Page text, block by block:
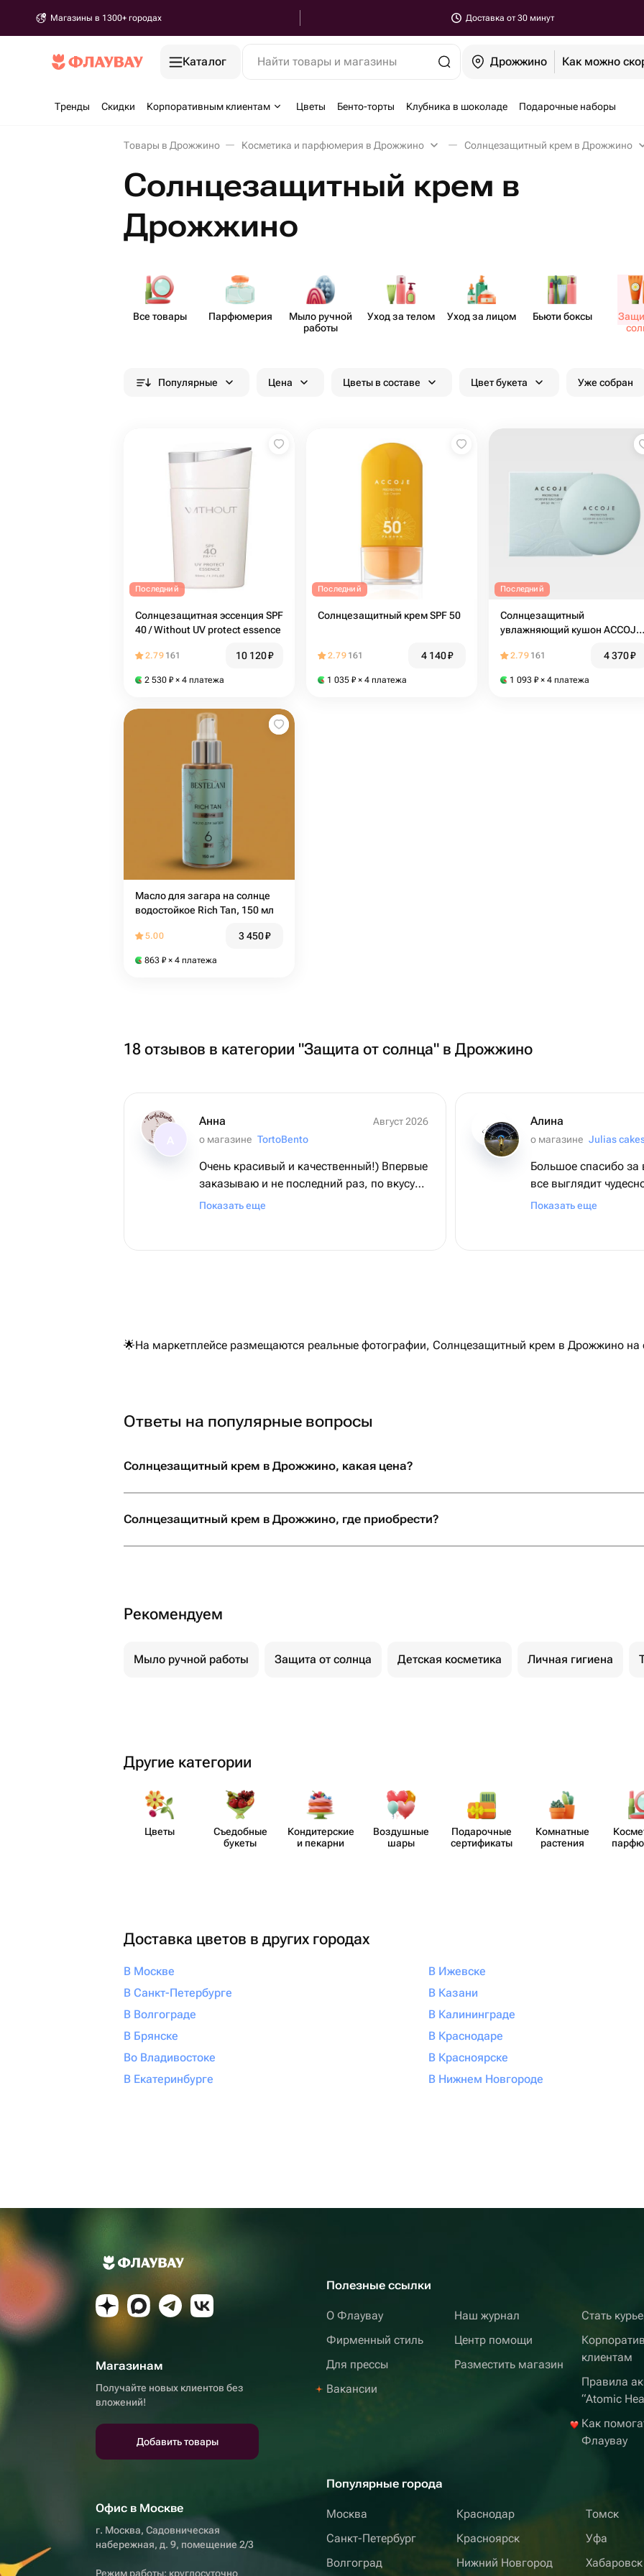
Магазины в 1300+ городах Доставка от 30 минут
Каталог Найти товары и магазины Дрожжино Как можно
Тренды Скидки Корпоративным клиентам Цветы Бенто-торты Клубника в шоколаде Подарочные наборы
Товары в Дрожжино Косметика и парфюмерия в Дрожжино Солнцезащитный крем в Дрожжино
Солнцезащитный крем в
Дрожжино
Все товары Парф​юмерия
Мыло ручной
работы
Уход за телом Уход за лицом Бьюти боксы
Популярные Цена Цветы в составе Цвет букета Уже собран
Последний
Солнцезащитная эссенция SPF
40 / Without UV protect essence
2.79 161 10 120₽
2 530 ₽ × 4 платежа
Последний
Солнцезащитный крем SPF 50
2.79 161 4 140₽
1 035 ₽ × 4 платежа
Последний
Солнцезащитный
увлажняющий кушон ACCOJE
2.79 161 4 370₽
1 093 ₽ × 4 платежа
Масло для загара на солнце
водостойкое Rich Tan, 150 мл
5.00 3 450₽
863 ₽ × 4 платежа
18 отзывов в категории "Защита от солнца" в Дрожжино
Анна
Август 2026
о магазине TortoBento
Очень красивый и качественный!) Впервые
заказываю и не последний раз, по вкусу
пока не могу сказать так как завтра день
Показать еще
Алина
о магазине Julias
Большое спасибо за
все выглядит
вкусно,
Показать еще
🌟На маркетплейсе размещаются реальные фотографии, Солнцезащитный крем в Дрожжино на
Ответы на популярные вопросы
Солнцезащитный крем в Дрожжино, какая цена?
Солнцезащитный крем в Дрожжино, где приобрести?
Рекомендуем
Мыло ручной работы Защита от солнца Детская косметика Личная гигиена
Другие категории
Цветы
Съедобные
букеты
Кондит​ерские
и пекарни
Воздушные
шары
Пода​рочные
серти​фикаты
Комнатные
растения
Доставка цветов в других городах
В Москве
В Санкт-Петербурге
В Волгограде
В Брянске
Во Владивостоке
В Екатеринбурге
В Ижевске
В Казани
В Калининграде
В Краснодаре
В Красноярске
В Нижнем Новгороде
Магазинам
Получайте новых клиентов без
вложений!
Добавить товары
Офис в Москве
г. Москва, Садовническая
набережная, д. 9, помещение 2/3
Режим работы: круглосуточно
Полезные ссылки
О Флаувау
Фирменный стиль
Для прессы
Вакансии
Наш журнал
Центр помощи
Разместить магазин
Стать
клиентам
Правила
“Atomic
Как
Флаувау
Популярные города
Москва
Санкт-Петербург
Волгоград
Краснодар
Красноярск
Нижний Новгород
Томск
Уфа
Хабаровск